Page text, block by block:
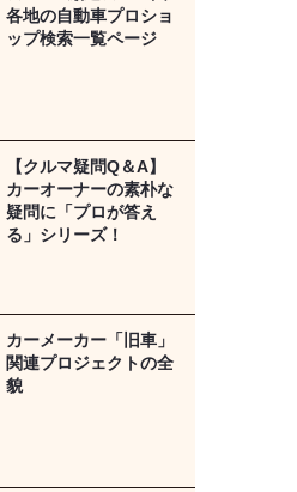
各地の自動車プロショ
ップ検索一覧ページ
【クルマ疑問Q＆A】
カーオーナーの素朴な
疑問に「プロが答え
る」シリーズ！
カーメーカー「旧車」
関連プロジェクトの全
貌